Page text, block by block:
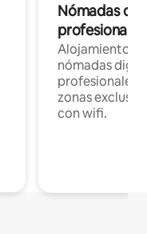
Nómadas
Alojamientos
nómadas
profesionales
zonas
con wifi.